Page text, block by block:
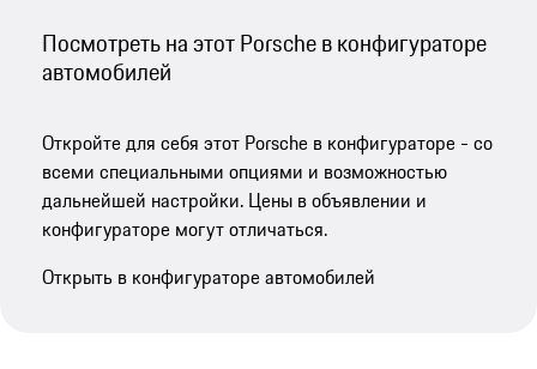
Посмотреть на этот Porsche в конфигураторе
автомобилей
Откройте для себя этот Porsche в конфигураторе - со
всеми специальными опциями и возможностью
дальнейшей настройки. Цены в объявлении и
конфигураторе могут отличаться.
Открыть в конфигураторе автомобилей